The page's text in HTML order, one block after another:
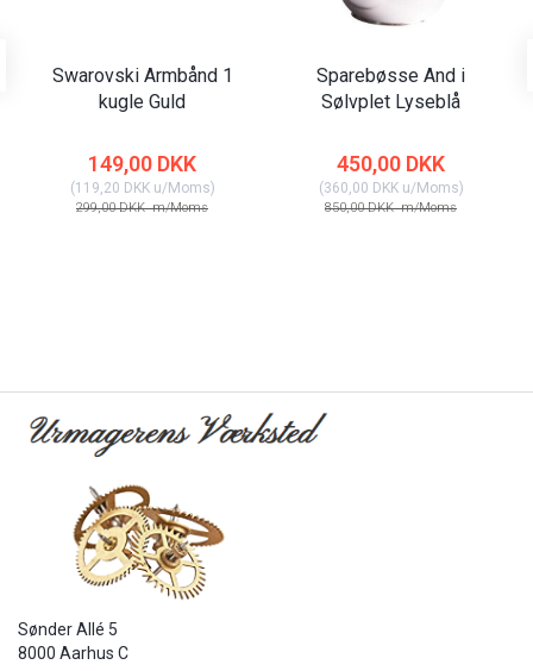
Swarovski Armbånd 1
kugle Guld
149,00 DKK
(119,20 DKKu/Moms)
299,00 DKKm/Moms
Sparebøsse And i
Sølvplet Lyseblå
450,00 DKK
(360,00 DKKu/Moms)
850,00 DKKm/Moms
Sønder Allé 5
8000 Aarhus C